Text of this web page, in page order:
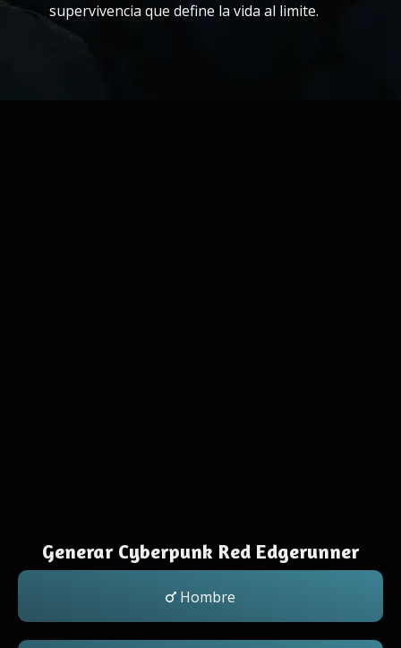
supervivencia que define la vida al limite.
Generar Cyberpunk Red Edgerunner
Hombre